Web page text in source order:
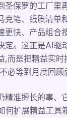
圣保罗的工厂里
克笔、纸质清单
更快、产品组合
定。这正是AI驱
,而是把精益实
必等到月度回顾
精准擅长的事、
何扩展精益工具